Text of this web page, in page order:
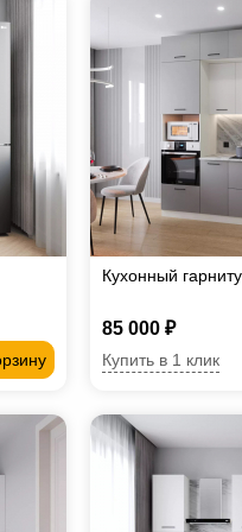
Кухонный
85 000 ₽
Купить в 1 клик